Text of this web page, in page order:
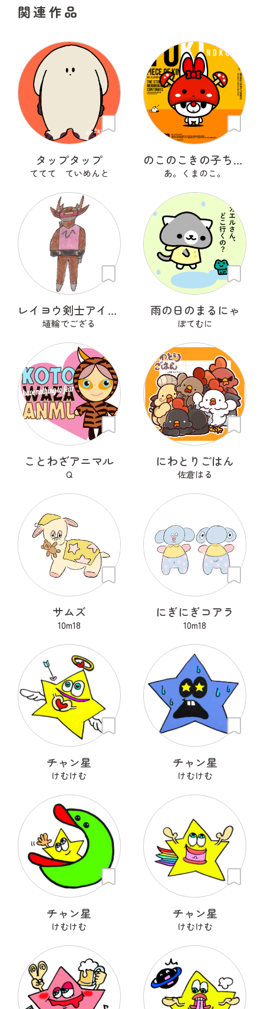
関連作品
タップタップ
ててて ていめんと
のこのこきの子ちゃん
あ。くまのこ。
レイヨウ剣士アイベクサー
埴輪でござる
雨の日のまるにゃ
ぽてむに
ことわざアニマル
Q
にわとりごはん
佐倉はる
サムズ
10m18
にぎにぎコアラ
10m18
チャン星
けむけむ
チャン星
けむけむ
チャン星
けむけむ
チャン星
けむけむ